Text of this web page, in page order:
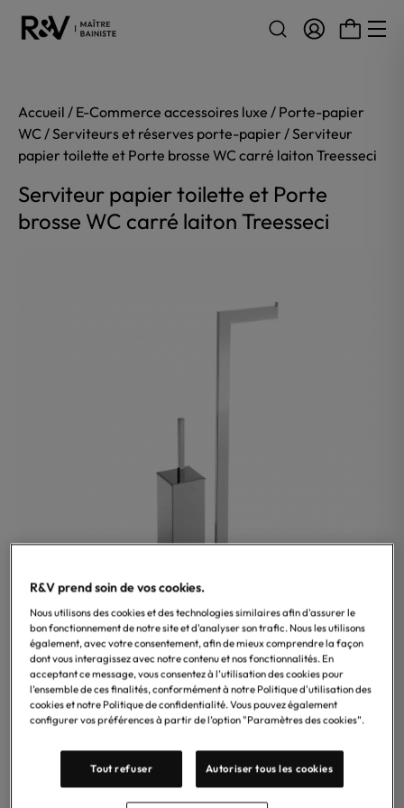
Accueil / E-Commerce accessoires luxe / Porte-papier
WC/Serviteurs et réserves porte-papier / Serviteur
papier toilette et Porte brosse WC carré laiton Treesseci
Serviteur papier toilette et Porte
brosse WC carré laiton Treesseci
Treesseci
Serviteur papier toilette + Porte brosse WC carré,
marque Treesseci, collection Piatane 4,0, disponible en
finitions chrome, laiton brillant, noir mat, laiton brossé et
nickel noir brillant satiné. – Accessoire élégant en
matériau de qualité, au style raffiné, idéal pour une
installation a poser.
R&V prend soin de vos cookies.
Nous utilisons des cookies et des technologies similaires afin d'assurer le
bon fonctionnement de notre site et d'analyser son trafic. Nous les utilisons
également, avec votre consentement, afin de mieux comprendre la façon
dont vous interagissez avec notre contenu et nos fonctionnalités. En
acceptant ce message, vous consentez à l’utilisation des cookies pour
l’ensemble de ces finalités, conformément à notre Politique d'utilisation des
cookies et notre Politique de confidentialité. Vous pouvez également
configurer vos préférences à partir de l’option "Paramètres des cookies”.
Tout refuser Autoriser tous les cookies